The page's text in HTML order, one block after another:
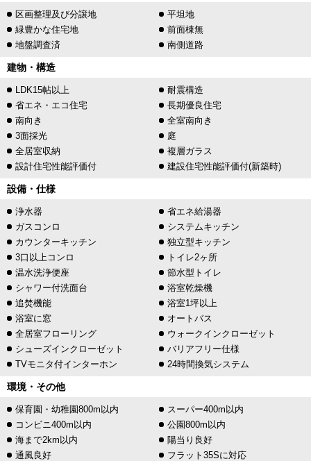
区画整理及び分譲地
平坦地
緑豊かな住宅地
前面棟無
地盤調査済
南側道路
建物・構造
LDK15帖以上
耐震構造
省エネ・エコ住宅
長期優良住宅
南向き
全室南向き
3面採光
庭
全居室収納
複層ガラス
設計住宅性能評価付
建設住宅性能評価付(新築時)
設備・仕様
浄水器
省エネ給湯器
ガスコンロ
システムキッチン
カウンターキッチン
独立型キッチン
3口以上コンロ
トイレ2ヶ所
温水洗浄便座
節水型トイレ
シャワー付洗面台
浴室乾燥機
追焚機能
浴室1坪以上
浴室に窓
オートバス
全居室フローリング
ウォークインクローゼット
シューズインクローゼット
バリアフリー仕様
TVモニタ付インターホン
24時間換気システム
環境・その他
保育園・幼稚園800m以内
スーパー400m以内
コンビニ400m以内
公園800m以内
海まで2km以内
陽当り良好
通風良好
フラット35Sに対応